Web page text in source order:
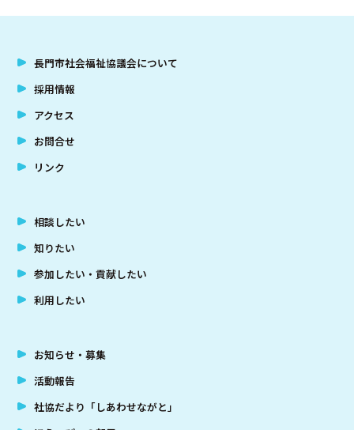
長門市社会福祉協議会について
採用情報
アクセス
お問合せ
リンク
相談したい
知りたい
参加したい・貢献したい
利用したい
お知らせ・募集
活動報告
社協だより「しあわせながと」